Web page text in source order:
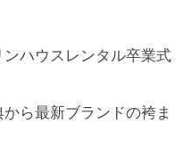
ハウスレンタル卒業式
ら最新ブランドの袴ま